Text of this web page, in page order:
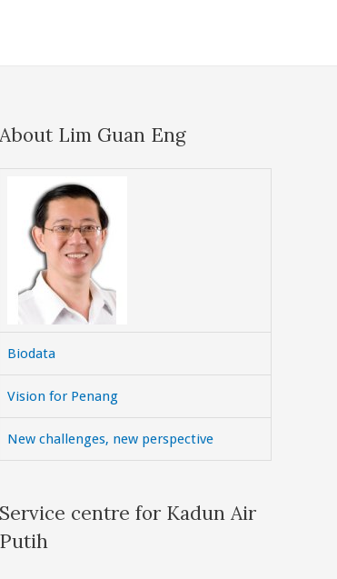
About Lim Guan Eng
Biodata
Vision for Penang
New challenges, new perspective
Service centre for Kadun Air
Putih